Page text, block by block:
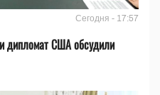
Сегодня - 17:57
дипломат США обсудили